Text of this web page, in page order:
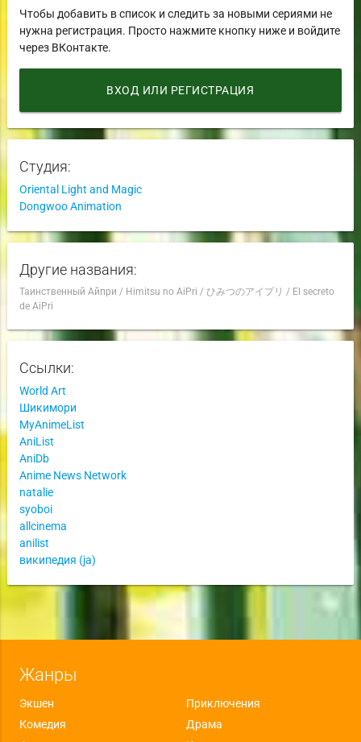
Чтобы добавить в список и следить за новыми сериями не
нужна регистрация. Просто нажмите кнопку ниже и войдите
через ВКонтакте.
ВХОД ИЛИ РЕГИСТРАЦИЯ
Студия:
Oriental Light and Magic
Dongwoo Animation
Другие названия:
Таинственный Айпри / Himitsu no AiPri / ひみつのアイプリ / El secreto
de AiPri
Ссылки:
World Art
Шикимори
MyAnimeList
AniList
AniDb
Anime News Network
natalie
syoboi
allcinema
anilist
википедия (ja)
Жанры
Экшен
Приключения
Комедия
Драма